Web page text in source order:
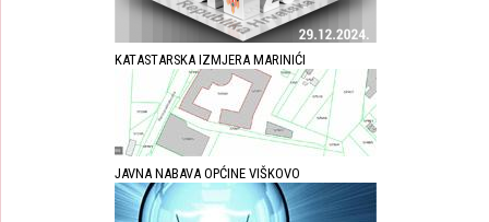
KATASTARSKA IZMJERA MARINIĆI
JAVNA NABAVA OPĆINE VIŠKOVO